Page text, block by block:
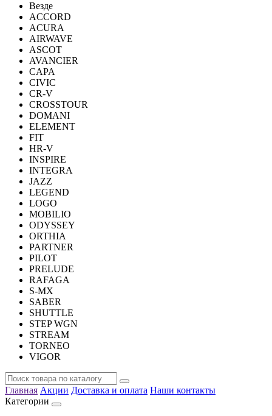
Везде
ACCORD
ACURA
AIRWAVE
ASCOT
AVANCIER
CAPA
CIVIC
CR-V
CROSSTOUR
DOMANI
ELEMENT
FIT
HR-V
INSPIRE
INTEGRA
JAZZ
LEGEND
LOGO
MOBILIO
ODYSSEY
ORTHIA
PARTNER
PILOT
PRELUDE
RAFAGA
S-MX
SABER
SHUTTLE
STEP WGN
STREAM
TORNEO
VIGOR
Главная Акции Доставка и оплата Наши контакты
Категории